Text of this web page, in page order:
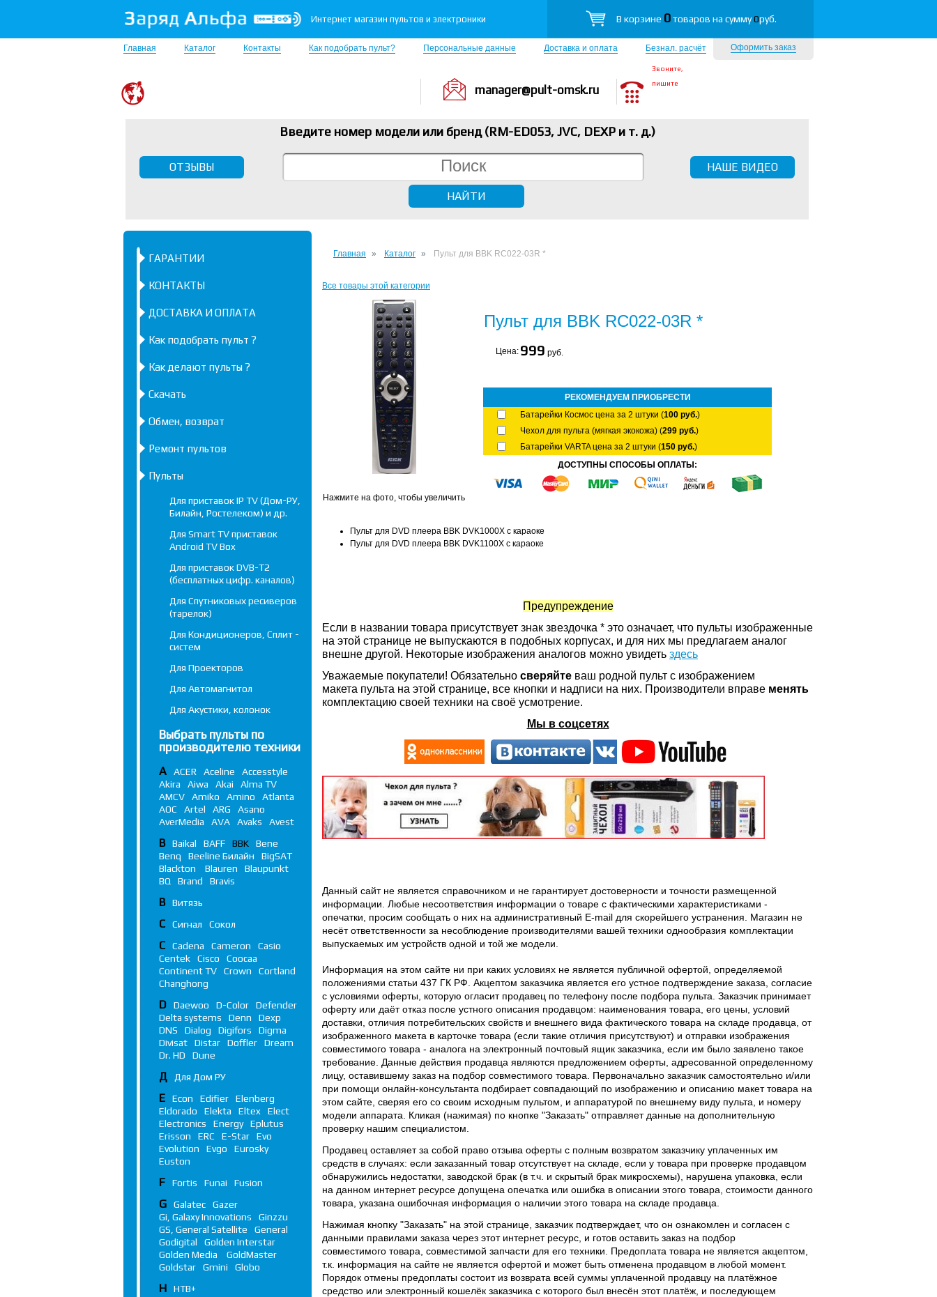
Интернет магазин пультов и электроники В корзине 0товаров на сумму0руб.
Оформить заказ
Главная Каталог Контакты Как подобрать пульт? Персональные данные Доставка и оплата Безнал. расчёт
manager@pult-omsk.ru
Звоните,
пишите
Введите номер модели или бренд (RM-ED053, JVC, DEXP и т. д.)
ОТЗЫВЫ НАШЕ ВИДЕО
Главная Каталог Пульт для BBK RC022-03R *
Все товары этой категории
Нажмите на фото, чтобы увеличить
Пульт для BBK RC022-03R *
Цена: 999 руб.
РЕКОМЕНДУЕМ ПРИОБРЕСТИ
Батарейки Космос цена за 2 штуки (100 руб.)
Чехол для пульта (мягкая экокожа) (299 руб.)
Батарейки VARTA цена за 2 штуки (150 руб.)
ДОСТУПНЫ СПОСОБЫ ОПЛАТЫ:
Пульт для DVD плеера BBK DVK1000X с караоке
Пульт для DVD плеера BBK DVK1100X с караоке
Предупреждение
Если в названии товара присутствует знак звездочка * это означает, что пульты изображенные
на этой странице не выпускаются в подобных корпусах, и для них мы предлагаем аналог
внешне другой. Некоторые изображения аналогов можно увидеть здесь
Уважаемые покупатели! Обязательно сверяйте ваш родной пульт с изображением
макета пульта на этой странице, все кнопки и надписи на них. Производители вправе менять
комплектацию своей техники на своё усмотрение.
Мы в соцсетях
Данный сайт не является справочником и не гарантирует достоверности и точности размещенной
информации. Любые несоответствия информации о товаре с фактическими характеристиками -
опечатки, просим сообщать о них на административный E-mail для скорейшего устранения. Магазин не
несёт ответственности за несоблюдение производителями вашей техники однообразия комплектации
выпускаемых им устройств одной и той же модели.
Информация на этом сайте ни при каких условиях не является публичной офертой, определяемой
положениями статьи 437 ГК РФ. Акцептом заказчика является его устное подтверждение заказа, согласие
с условиями оферты, которую огласит продавец по телефону после подбора пульта. Заказчик принимает
оферту или даёт отказ после устного описания продавцом: наименования товара, его цены, условий
доставки, отличия потребительских свойств и внешнего вида фактического товара на складе продавца, от
изображенного макета в карточке товара (если такие отличия присутствуют) и отправки изображения
совместимого товара - аналога на электронный почтовый ящик заказчика, если им было заявлено такое
требование. Данные действия продавца являются предложением оферты, адресованной определенному
лицу, оставившему заказ на подбор совместимого товара. Первоначально заказчик самостоятельно и/или
при помощи онлайн-консультанта подбирает совпадающий по изображению и описанию макет товара на
этом сайте, сверяя его со своим исходным пультом, и аппаратурой по внешнему виду пульта, и номеру
модели аппарата. Кликая (нажимая) по кнопке "Заказать" отправляет данные на дополнительную
проверку нашим специалистом.
Продавец оставляет за собой право отзыва оферты с полным возвратом заказчику уплаченных им
средств в случаях: если заказанный товар отсутствует на складе, если у товара при проверке продавцом
обнаружились недостатки, заводской брак (в т.ч. и скрытый брак микросхемы), нарушена упаковка, если
на данном интернет ресурсе допущена опечатка или ошибка в описании этого товара, стоимости данного
товара, указана ошибочная информация о наличии этого товара на складе продавца.
Нажимая кнопку "Заказать" на этой странице, заказчик подтверждает, что он ознакомлен и согласен с
данными правилами заказа через этот интернет ресурс, и готов оставить заказ на подбор
совместимого товара, совместимой запчасти для его техники. Предоплата товара не является акцептом,
т.к. информация на сайте не является офертой и может быть отменена продавцом в любой момент.
Порядок отмены предоплаты состоит из возврата всей суммы уплаченной продавцу на платёжное
средство или электронный кошелёк заказчика с которого был внесён этот платёж, и последующем
ГАРАНТИИ
КОНТАКТЫ
ДОСТАВКА И ОПЛАТА
Как подобрать пульт ?
Как делают пульты ?
Скачать
Обмен, возврат
Ремонт пультов
Пульты
Для приставок IP TV (Дом-РУ,
Билайн, Ростелеком) и др.
Для Smart TV приставок
Android TV Box
Для приставок DVB-T2
(бесплатных цифр. каналов)
Для Спутниковых ресиверов
(тарелок)
Для Кондиционеров, Сплит -
систем
Для Проекторов
Для Автомагнитол
Для Акустики, колонок
Выбрать пульты по
производителю техники
A ACER Aceline
Accesstyle
Akira
Aiwa Akai
Alma TV
AMCV
Amiko Amino
Atlanta
AOC
Artel ARG
Asano
AverMedia
AVA Avaks Avest
B Baikal BAFF BBK
Bene
Benq
Beeline Билайн
BigSAT
Blackton
Blauren
Blaupunkt
BQ
Brand Bravis
В Витязь
С Сигнал Сокол
C Cadena Cameron
Casio
Centek
Cisco
Coocaa
Continent TV
Crown
Cortland
Changhong
D Daewoo D-Color
Defender
Delta systems
Denn
Dexp
DNS
Dialog Digifors
Digma
Divisat
Distar Doffler
Dream
Dr. HD
Dune
Д Для Дом РУ
E Econ Edifier
Elenberg
Eldorado
Elekta Eltex
Elect
Electronics
Energy
Eplutus
Erisson
ERC E-Star
Evo
Evolution
Evgo
Eurosky
Euston
F Fortis Funai Fusion
G Galatec
Gazer
Gi, Galaxy Innovations
Ginzzu
GS, General Satellite
General
Godigital
Golden Interstar
Golden Media
GoldMaster
Goldstar
Gmini Globo
Н НТВ+